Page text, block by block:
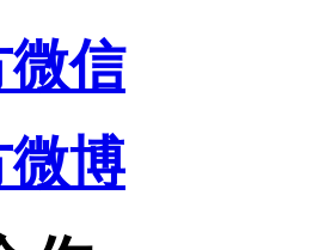
信
博